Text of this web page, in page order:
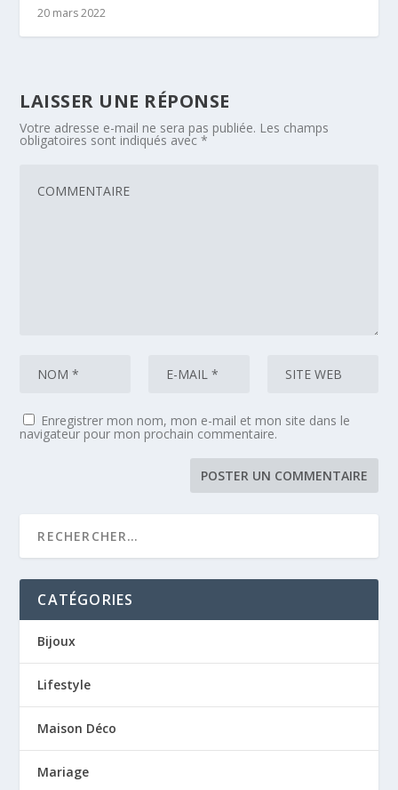
20 mars 2022
LAISSER UNE RÉPONSE
Votre adresse e-mail ne sera pas publiée. Les champs
obligatoires sont indiqués avec*
Enregistrer mon nom, mon e-mail et mon site dans le
navigateur pour mon prochain commentaire.
CATÉGORIES
Bijoux
Lifestyle
Maison Déco
Mariage